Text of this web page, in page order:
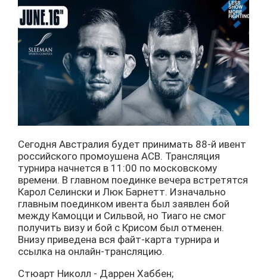
Сегодня Австралия будет принимать 88-й ивент
российского промоушена АСВ. Трансляция
турнира начнется в 11:00 по московскому
времени. В главном поединке вечера встретятся
Карол Селински и Люк Барнетт. Изначально
главным поединком ивента был заявлен бой
между Камоцци и Сильвой, но Тиаго не смог
получить визу и бой с Крисом был отменен.
Внизу приведена вся файт-карта турнира и
ссылка на онлайн-трансляцию.
Стюарт Николл - Даррен Хаббен;